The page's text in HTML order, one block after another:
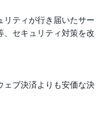
ティが行き届いたサー
セキュリティ対策を改
ブ決済よりも安価な決